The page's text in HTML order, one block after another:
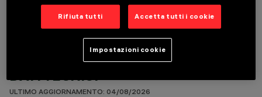
DATI TECNICI
ULTIMO AGGIORNAMENTO: 04/08/2026
Rifiuta tutti Accetta tutti i cookie
Impostazioni cookie